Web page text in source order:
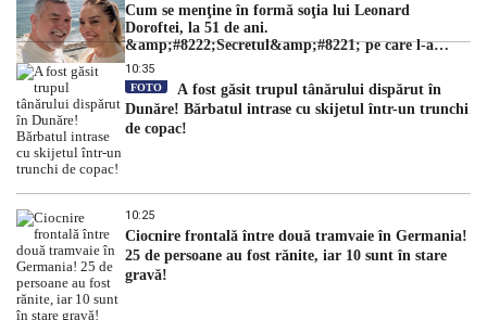
Cum se menţine în formă soţia lui Leonard
Doroftei, la 51 de ani.
&amp;#8222;Secretul&amp;#8221; pe care l-a
dezvăluit
10:35
FOTO
A fost găsit trupul tânărului dispărut în
Dunăre! Bărbatul intrase cu skijetul într-un trunchi
de copac!
10:25
Ciocnire frontală între două tramvaie în Germania!
25 de persoane au fost rănite, iar 10 sunt în stare
gravă!